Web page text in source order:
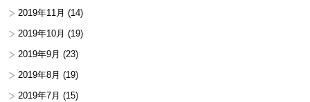
2019年11月 (14)
2019年10月 (19)
2019年9月 (23)
2019年8月 (19)
2019年7月 (15)